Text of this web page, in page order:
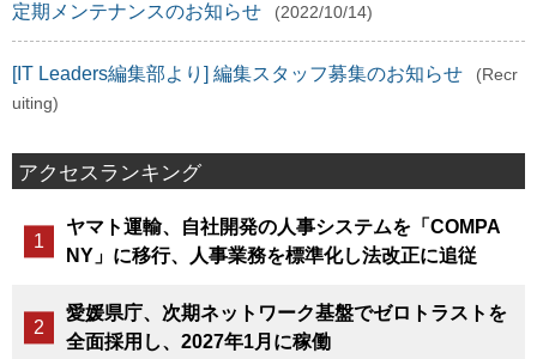
定期メンテナンスのお知らせ (2022/10/14)
[IT Leaders編集部より] 編集スタッフ募集のお知らせ
(Recr
uiting)
アクセスランキング
ヤマト運輸、自社開発の人事システムを「COMPA
NY」に移行、人事業務を標準化し法改正に追従
愛媛県庁、次期ネットワーク基盤でゼロトラストを
全面採用し、2027年1月に稼働